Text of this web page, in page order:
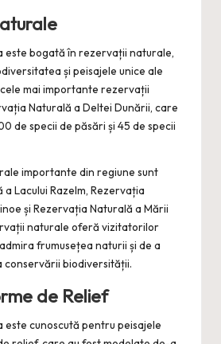
este bogată în rezervații naturale,
și peisajele unice ale
mai importante rezervații
Naturală a Deltei Dunării, care
de specii de păsări și 45 de specii
importante din regiune sunt
Lacului Razelm, Rezervația
și Rezervația Naturală a Mării
naturale oferă vizitatorilor
frumusețea naturii și de a
biodiversității.
de Relief
este cunoscută pentru peisajele